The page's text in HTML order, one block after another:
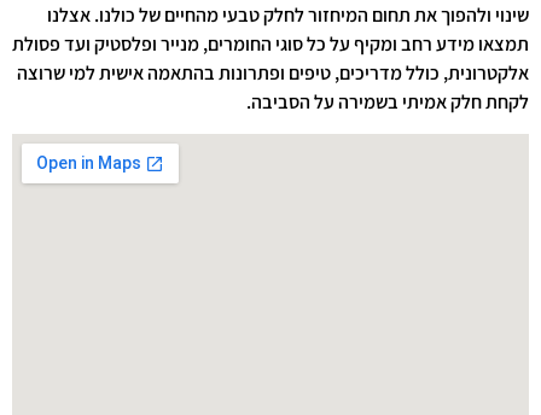
שינוי ולהפוך את תחום המיחזור לחלק טבעי מהחיים של כולנו. אצלנו
תמצאו מידע רחב ומקיף על כל סוגי החומרים, מנייר ופלסטיק ועד פסולת
אלקטרונית, כולל מדריכים, טיפים ופתרונות בהתאמה אישית למי שרוצה
לקחת חלק אמיתי בשמירה על הסביבה.